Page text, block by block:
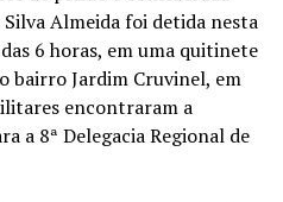
Almeida foi detida nesta
6 horas, em uma quitinete
bairro Jardim Cruvinel, em
encontraram a
a 8ª Delegacia Regional de